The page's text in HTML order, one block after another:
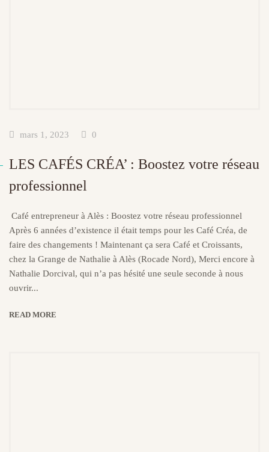
mars 1, 2023 0
LES CAFÉS CRÉA’ : Boostez votre réseau
professionnel
Café entrepreneur à Alès : Boostez votre réseau professionnel
Après 6 années d’existence il était temps pour les Café Créa, de
faire des changements ! Maintenant ça sera Café et Croissants,
chez la Grange de Nathalie à Alès (Rocade Nord), Merci encore à
Nathalie Dorcival, qui n’a pas hésité une seule seconde à nous
ouvrir...
READ MORE